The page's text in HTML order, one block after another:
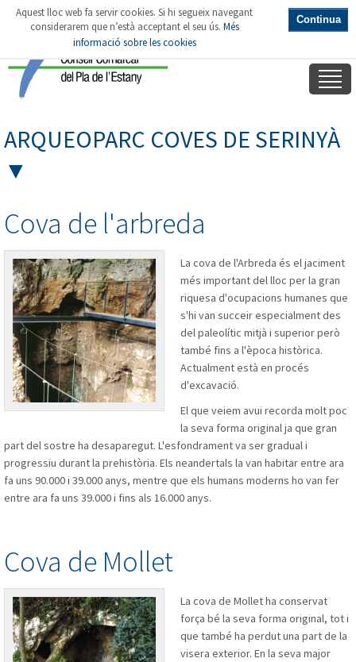
ARQUEOPARC COVES DE SERINYÀ
▼
Cova de l'arbreda
La cova de l'Arbreda és el jaciment
més important del lloc per la gran
riquesa d'ocupacions humanes que
s'hi van succeir especialment des
del paleolític mitjà i superior però
també fins a l'època històrica.
Actualment està en procés
d'excavació.
El que veiem avui recorda molt poc
la seva forma original ja que gran
part del sostre ha desaparegut. L'esfondrament va ser gradual i
progressiu durant la prehistòria. Els neandertals la van habitar entre ara
fa uns 90.000 i 39.000 anys, mentre que els humans moderns ho van fer
entre ara fa uns 39.000 i fins als 16.000 anys.
Cova de Mollet
La cova de Mollet ha conservat
força bé la seva forma original, tot i
que també ha perdut una part de la
visera exterior. En la seva major
Aquest lloc web fa servir cookies. Si hi segueix navegant
considerarem que n’està acceptant el seu ús. Més
informació sobre les cookies
Continua